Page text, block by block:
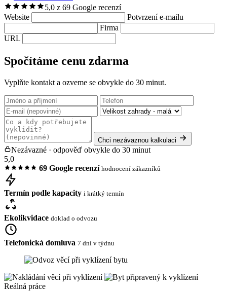
5,0 z 69 Google recenzí
Website
Potvrzení e-mailu
Firma
URL
Spočítáme cenu zdarma
Vyplňte kontakt a ozveme se obvykle do 30 minut.
Chci nezávaznou kalkulaci
Nezávazné · odpověď obvykle do 30 minut
5,0
69 Google recenzí hodnocení zákazníků
Termín podle kapacity i krátký termín
Ekolikvidace doklad o odvozu
Telefonická domluva 7 dní v týdnu
Reálná práce